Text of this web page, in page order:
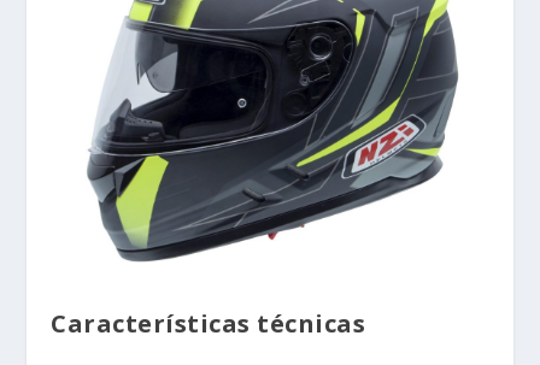
Características técnicas